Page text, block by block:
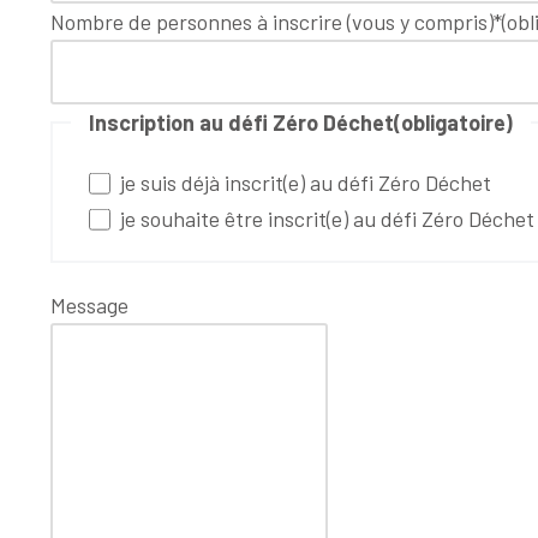
Nombre de personnes à inscrire (vous y compris)*
Inscription au défi Zéro Déchet(obligatoire)
je suis déjà inscrit(e) au défi Zéro Déchet
je souhaite être inscrit(e) au défi Zéro Déchet
Message